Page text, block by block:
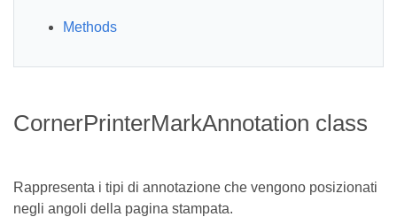
Methods
CornerPrinterMarkAnnotation class
Rappresenta i tipi di annotazione che vengono posizionati
negli angoli della pagina stampata.